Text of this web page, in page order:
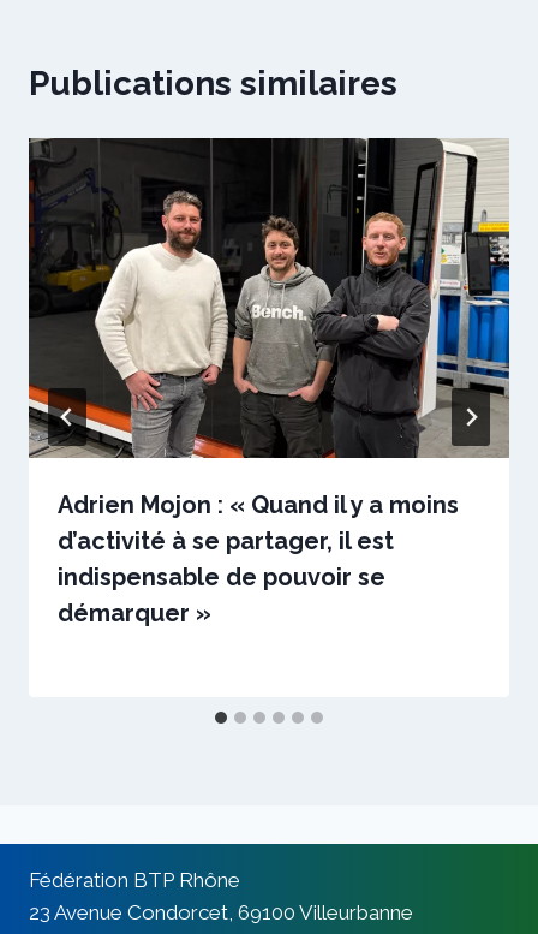
Publications similaires
Adrien Mojon : « Quand il y a moins
d’activité à se partager, il est
indispensable de pouvoir se
démarquer »
Fédération BTP Rhône
23 Avenue Condorcet, 69100 Villeurbanne